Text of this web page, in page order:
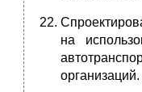
на
организаций.